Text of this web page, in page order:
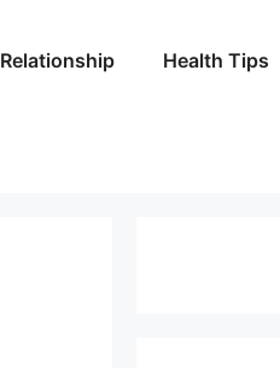
Relationship Health Tips